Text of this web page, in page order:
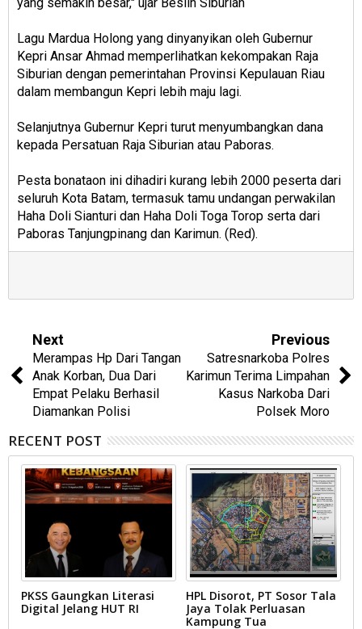
Lagu Mardua Holong yang dinyanyikan oleh Gubernur
Kepri Ansar Ahmad memperlihatkan kekompakan Raja
Siburian dengan pemerintahan Provinsi Kepulauan Riau
dalam membangun Kepri lebih maju lagi.
Selanjutnya Gubernur Kepri turut menyumbangkan dana
kepada Persatuan Raja Siburian atau Paboras.
Pesta bonataon ini dihadiri kurang lebih 2000 peserta dari
seluruh Kota Batam, termasuk tamu undangan perwakilan
Haha Doli Sianturi dan Haha Doli Toga Torop serta dari
Paboras Tanjungpinang dan Karimun. (Red).
Next
Merampas Hp Dari Tangan
Anak Korban, Dua Dari
Empat Pelaku Berhasil
Diamankan Polisi
Previous
Satresnarkoba Polres
Karimun Terima Limpahan
Kasus Narkoba Dari
Polsek Moro
RECENT POST
PKSS Gaungkan Literasi
Digital Jelang HUT RI
HPL Disorot, PT Sosor Tala
Jaya Tolak Perluasan
Kampung Tua